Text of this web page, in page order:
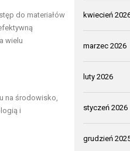
do materiałów
wielu
na środowisko,
i
kwiecień
marzec 2026
luty 2026
styczeń 2026
grudzień